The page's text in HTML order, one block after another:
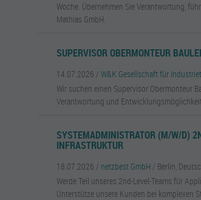
Woche. Übernehmen Sie Verantwortung,
Mathias GmbH.
SUPERVISOR OBERMONTEUR
14.07.2026 /W&K Gesellschaft für
Wir suchen einen Supervisor Obermonteur
Verantwortung und
SYSTEMADMINISTRATOR (M/W/D)
INFRASTRUKTUR
18.07.2026 / netzbest GmbH / Berlin,
Werde Teil unseres 2nd-Level-Teams für
Unterstütze unsere Kunden bei komplexen